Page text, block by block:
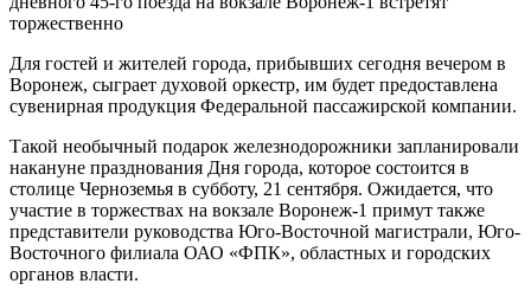
торжественно
Для гостей и жителей города, прибывших сегодня вечером в
Воронеж, сыграет духовой оркестр, им будет предоставлена
сувенирная продукция Федеральной пассажирской компании.
Такой необычный подарок железнодорожники запланировали
накануне празднования Дня города, которое состоится в
столице Черноземья в субботу, 21 сентября. Ожидается, что
участие в торжествах на вокзале Воронеж-1 примут также
представители руководства Юго-Восточной магистрали, Юго-
Восточного филиала ОАО «ФПК», областных и городских
органов власти.